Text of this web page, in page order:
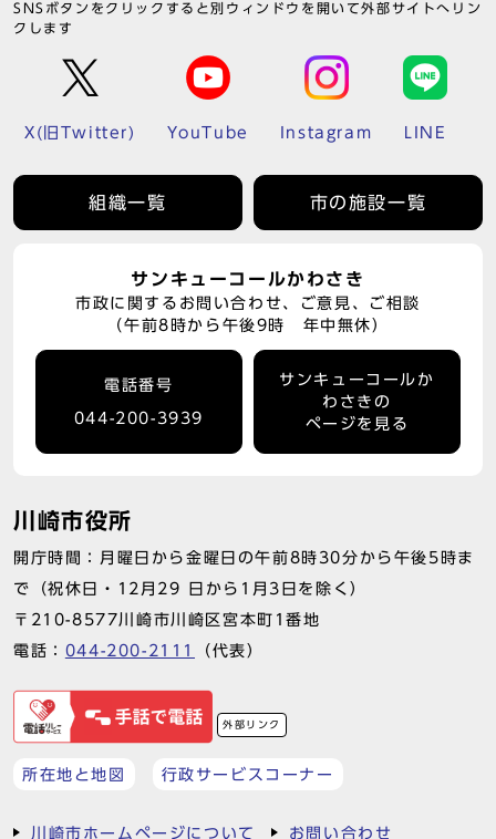
SNSボタンをクリックすると別ウィンドウを開いて外部サイトへリン
クします
X(旧Twitter) YouTube Instagram LINE
組織一覧 市の施設一覧
サンキューコールかわさき
市政に関するお問い合わせ、ご意見、ご相談
（午前8時から午後9時 年中無休）
電話番号
044-200-3939
サンキューコールか
わさきの
ページを見る
川崎市役所
開庁時間：月曜日から金曜日の午前8時30分から午後5時ま
で（祝休日・12月29 日から1月3日を除く）
〒210-8577川崎市川崎区宮本町1番地
電話： 044-200-2111 （代表）
外部リンク
所在地と地図 行政サービスコーナー
川崎市ホームページについて お問い合わせ